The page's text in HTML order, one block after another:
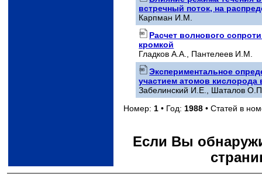
встречный поток, на
Карпман И.М.
Расчет волнового
кромкой
Гладков А.А., Пантелеев И.М.
Экспериментальное
участием атомов кислорода
Забелинский И.Е., Шаталов
Номер: 1 • Год: 1988 • Статей в
Если Вы